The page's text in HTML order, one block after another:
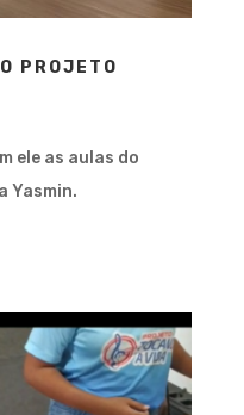
PROJETO
ele as aulas do
Yasmin.